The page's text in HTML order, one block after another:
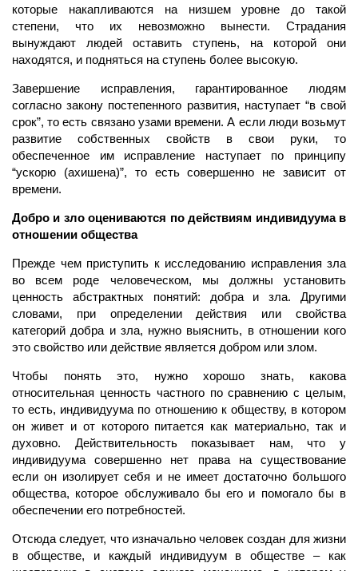
которые накапливаются на низшем уровне до такой
степени, что их невозможно вынести. Страдания
вынуждают людей оставить ступень, на которой они
находятся, и подняться на ступень более высокую.
Завершение исправления, гарантированное людям
согласно закону постепенного развития, наступает “в свой
срок”, то есть связано узами времени. А если люди возьмут
развитие собственных свойств в свои руки, то
обеспеченное им исправление наступает по принципу
“ускорю (ахишена)”, то есть совершенно не зависит от
времени.
Добро и зло оцениваются по действиям индивидуума в
отношении общества
Прежде чем приступить к исследованию исправления зла
во всем роде человеческом, мы должны установить
ценность абстрактных понятий: добра и зла. Другими
словами, при определении действия или свойства
категорий добра и зла, нужно выяснить, в отношении кого
это свойство или действие является добром или злом.
Чтобы понять это, нужно хорошо знать, какова
относительная ценность частного по сравнению с целым,
то есть, индивидуума по отношению к обществу, в котором
он живет и от которого питается как материально, так и
духовно. Действительность показывает нам, что у
индивидуума совершенно нет права на существование
если он изолирует себя и не имеет достаточно большого
общества, которое обслуживало бы его и помогало бы в
обеспечении его потребностей.
Отсюда следует, что изначально человек создан для жизни
в обществе, и каждый индивидуум в обществе – как